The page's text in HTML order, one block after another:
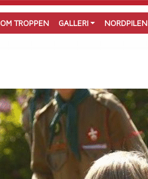
OM TROPPEN GALLERI NORDPILEN